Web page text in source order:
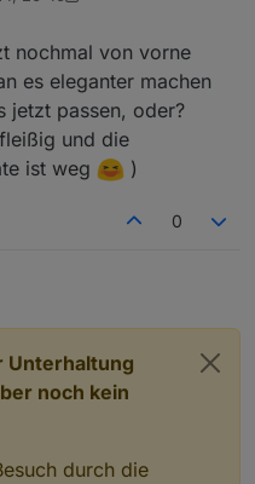
die Änderung und rufst
wieder auf
sID_Tagesverbrauch
3. Juli 2024, 19:37
nochmal von vorne
es eleganter machen
jetzt passen, oder?
und die
ist weg
)
0
Unterhaltung
noch kein
durch die